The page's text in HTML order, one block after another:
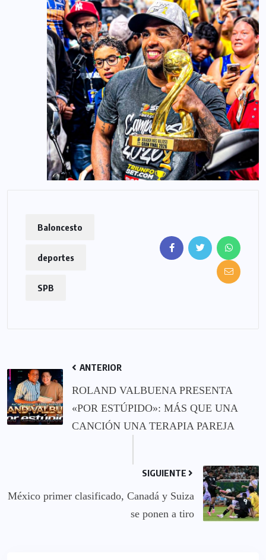
Baloncesto
deportes
SPB
ANTERIOR
ROLAND VALBUENA PRESENTA
«POR ESTÚPIDO»: MÁS QUE UNA
CANCIÓN UNA TERAPIA PAREJA
SIGUIENTE
México primer clasificado, Canadá y Suiza
se ponen a tiro